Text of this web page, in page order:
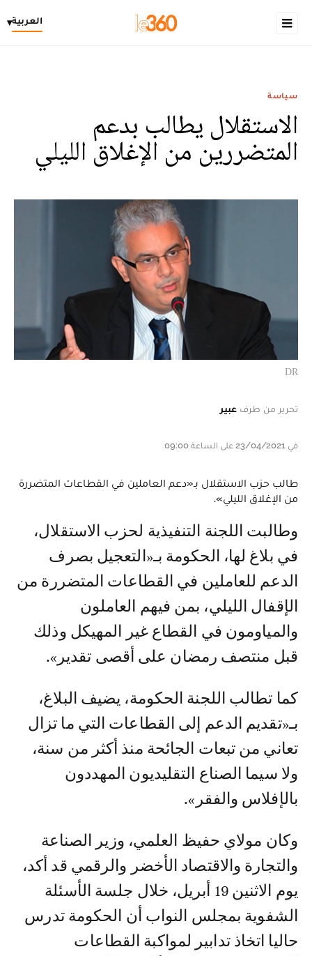
العربية▾
سياسة
الاستقلال يطالب بدعم
المتضررين من الإغلاق الليلي
DR
تحرير من طرف عبير
في 23/04/2021 على الساعة 09:00
طالب حزب الاستقلال بـ«دعم العاملين في القطاعات المتضررة
من الإغلاق الليلي».
وطالبت اللجنة التنفيذية لحزب الاستقلال،
في بلاغ لها، الحكومة بـ«التعجيل بصرف
الدعم للعاملين في القطاعات المتضررة من
الإقفال الليلي، بمن فيهم العاملون
والمياومون في القطاع غير المهيكل وذلك
قبل منتصف رمضان على أقصى تقدير».
كما تطالب اللجنة الحكومة، يضيف البلاغ،
بـ«تقديم الدعم إلى القطاعات التي ما تزال
تعاني من تبعات الجائحة منذ أكثر من سنة،
ولا سيما الصناع التقليديون المهددون
بالإفلاس والفقر».
وكان مولاي حفيظ العلمي، وزير الصناعة
والتجارة والاقتصاد الأخضر والرقمي قد أكد،
يوم الاثنين 19 أبريل، خلال جلسة الأسئلة
الشفوية بمجلس النواب أن الحكومة تدرس
حاليا اتخاذ تدابير لمواكبة القطاعات